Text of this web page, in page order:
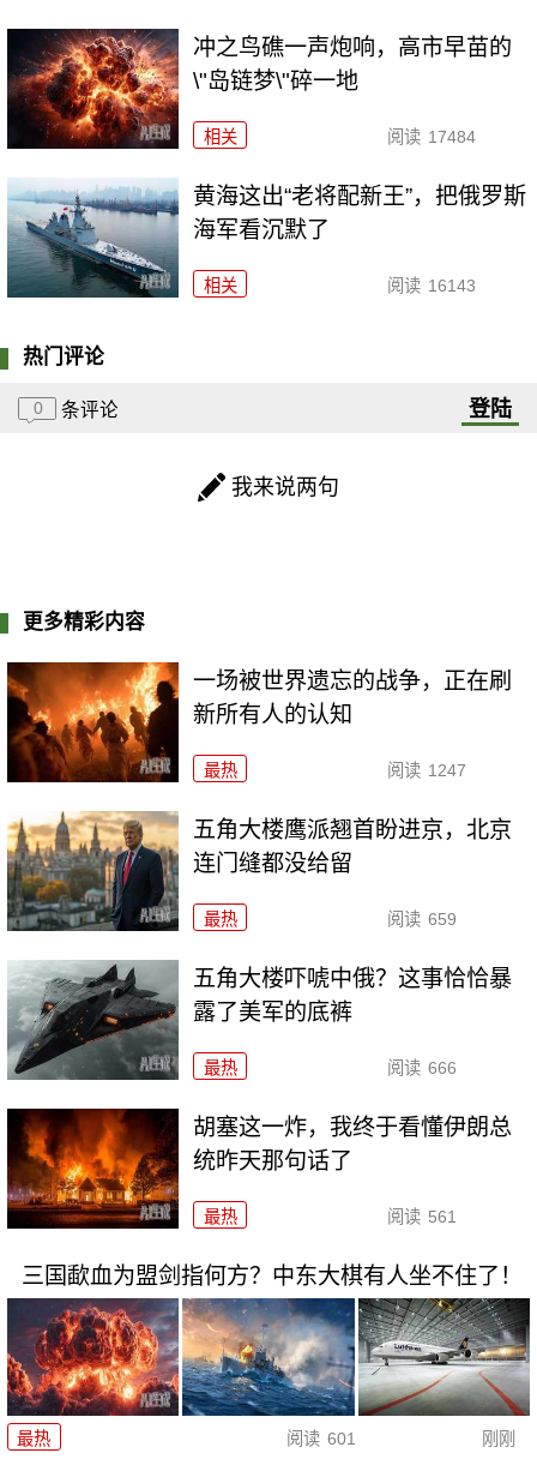
冲之鸟礁一声炮响，高市早苗的
\"岛链梦\"碎一地
相关 阅读 17484
黄海这出“老将配新王”，把俄罗斯
海军看沉默了
相关 阅读 16143
热门评论
0 条评论 登陆
我来说两句
更多精彩内容
一场被世界遗忘的战争，正在刷
新所有人的认知
最热 阅读 1247
五角大楼鹰派翘首盼进京，北京
连门缝都没给留
最热 阅读 659
五角大楼吓唬中俄？这事恰恰暴
露了美军的底裤
最热 阅读 666
胡塞这一炸，我终于看懂伊朗总
统昨天那句话了
最热 阅读 561
三国歃血为盟剑指何方？中东大棋有人坐不住了！
最热 阅读 601 刚刚